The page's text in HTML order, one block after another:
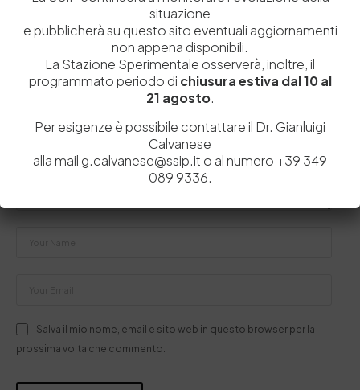
Lascia un commento
Il tuo indirizzo email non sarà pubblicato.
I campi obbligatori sono
contrassegnati
Salva il mio nome, email e sito web in questo browser per la
prossima volta che commento.
situazione
e pubblicherà su questo sito eventuali aggiornamenti
non appena disponibili.
La Stazione Sperimentale osserverà, inoltre, il
programmato periodo di chiusura estiva dal 10 al
21 agosto.
Per esigenze è possibile contattare il Dr. Gianluigi
Calvanese
alla mail g.calvanese@ssip.it o al numero +39 349
089 9336.